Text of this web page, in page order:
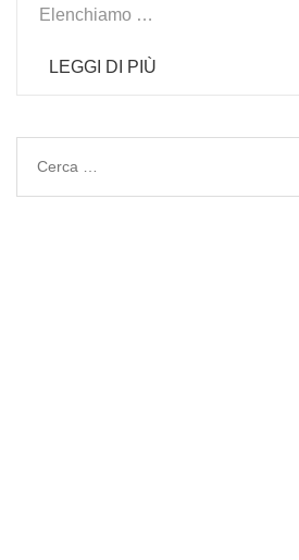
Elenchiamo …
LEGGI DI PIÙ
Ricerca